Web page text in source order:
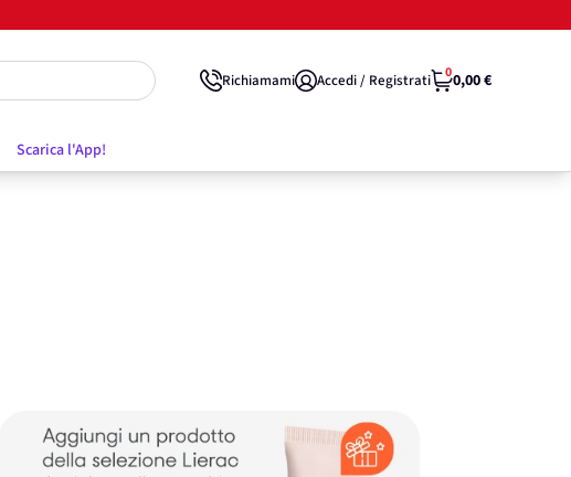
Scarica l'App!
Richiamami Accedi / Registrati 00,00 €